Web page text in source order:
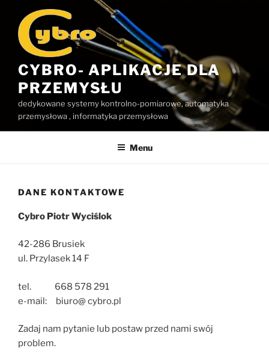
treści
CYBRO- APLIKACJE DLA
PRZEMYSŁU
dedykowane systemy kontrolno-pomiarowe, automatyka
przemysłowa , informatyka przemysłowa
Menu
DANE KONTAKTOWE
Cybro Piotr Wyciślok
42-286 Brusiek
ul. Przylasek 14 F
tel. 668 578 291
e-mail: biuro@ cybro.pl
Zadaj nam pytanie lub postaw przed nami swój
problem.